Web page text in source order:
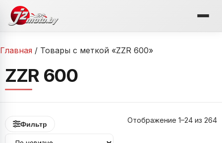
Перейти
Главная / Товары с меткой «ZZR 600»
ZZR 600
Фильтр Отображение 1–24 из 264